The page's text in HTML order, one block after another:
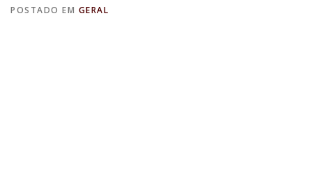
POSTADO EM GERAL